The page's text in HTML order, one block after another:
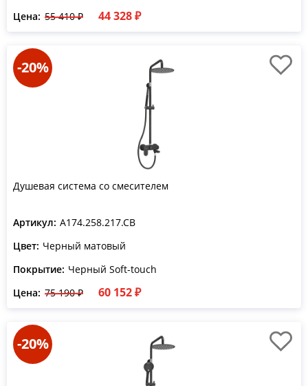
Цена: 55 410 ₽ 44 328 ₽
-20%
Душевая система со смесителем
Артикул: A174.258.217.CB
Цвет: Черный матовый
Покрытие: Черный Soft-touch
Цена: 75 190 ₽ 60 152 ₽
-20%